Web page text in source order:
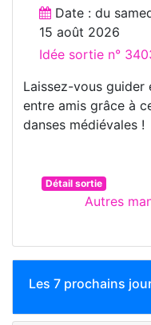
Date : du
15 août 2026
Idée sortie n°
Laissez-vous guider
entre amis grâce à
danses médiévales !
Détail sortie
Autres
Les 7 prochains